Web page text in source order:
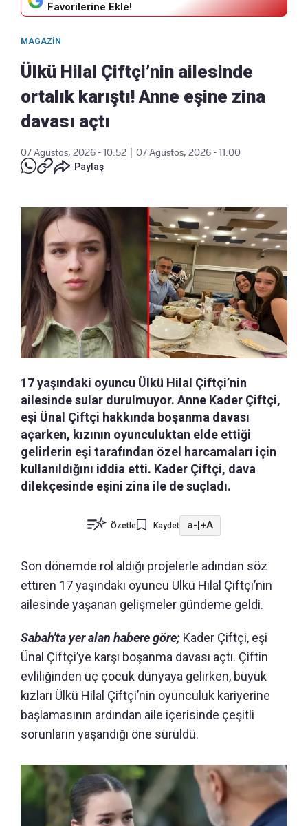
Favorilerine Ekle!
MAGAZIN
Ülkü Hilal Çiftçi’nin ailesinde
ortalık karıştı! Anne eşine zina
davası açtı
07 Ağustos, 2026 - 10:52
07 Ağustos, 2026 - 11:00
Paylaş
17 yaşındaki oyuncu Ülkü Hilal Çiftçi’nin
ailesinde sular durulmuyor. Anne Kader Çiftçi,
eşi Ünal Çiftçi hakkında boşanma davası
açarken, kızının oyunculuktan elde ettiği
gelirlerin eşi tarafından özel harcamaları için
kullanıldığını iddia etti. Kader Çiftçi, dava
dilekçesinde eşini zina ile de suçladı.
Özetle Kaydet a-|+A
Son dönemde rol aldığı projelerle adından söz
ettiren 17 yaşındaki oyuncu Ülkü Hilal Çiftçi’nin
ailesinde yaşanan gelişmeler gündeme geldi.
Sabah'ta yer alan habere göre; Kader Çiftçi, eşi
Ünal Çiftçi’ye karşı boşanma davası açtı. Çiftin
evliliğinden üç çocuk dünyaya gelirken, büyük
kızları Ülkü Hilal Çiftçi’nin oyunculuk kariyerine
başlamasının ardından aile içerisinde çeşitli
sorunların yaşandığı öne sürüldü.